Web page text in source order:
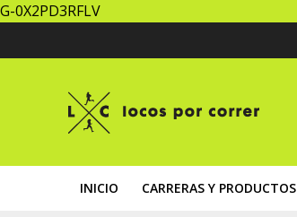
G-0X2PD3RFLV
INICIO CARRERAS Y PRODUCTOS